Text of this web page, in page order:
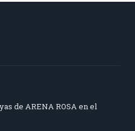
de ARENA ROSA en el